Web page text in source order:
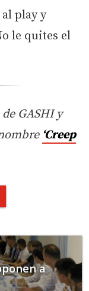
play y
le quites el
GASHI y
‘Creep
a